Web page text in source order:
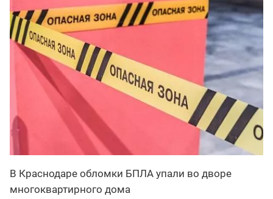
В Краснодаре обломки БПЛА упали во дворе
многоквартирного дома